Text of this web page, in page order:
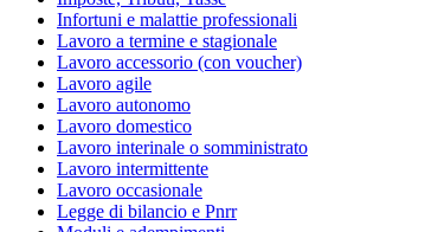
Infortuni e malattie professionali
Lavoro a termine e stagionale
Lavoro accessorio (con voucher)
Lavoro agile
Lavoro autonomo
Lavoro domestico
Lavoro interinale o somministrato
Lavoro intermittente
Lavoro occasionale
Legge di bilancio e Pnrr